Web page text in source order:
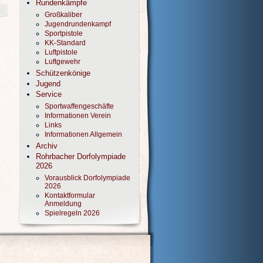
Rundenkämpfe
Großkaliber
Jugendrundenkampf
Sportpistole
KK-Standard
Luftpistole
Luftgewehr
Schützenkönige
Jugend
Service
Sportwaffengeschäfte
Informationen Verein
Links
Informationen Allgemein
Archiv
Rohrbacher Dorfolympiade
2026
Vorausblick Dorfolympiade
2026
Kontaktformular
Anmeldung
Spielregeln 2026